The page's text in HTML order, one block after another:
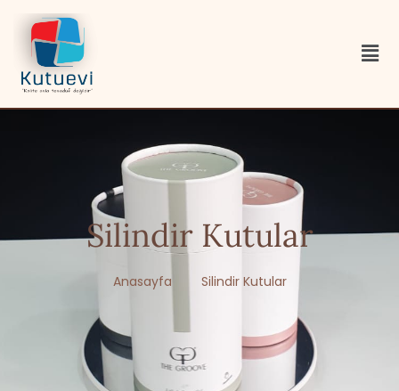
Silindir Kutular
Anasayfa Silindir Kutular